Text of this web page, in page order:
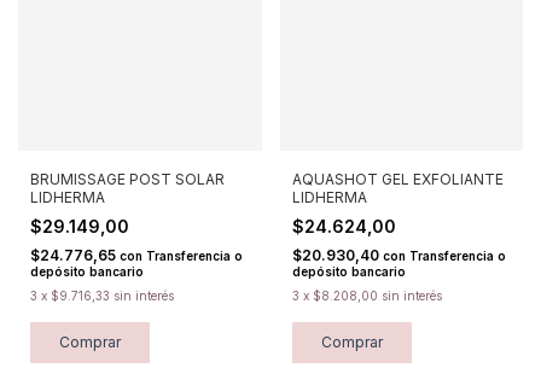
BRUMISSAGE POST SOLAR
LIDHERMA
$29.149,00
$24.776,65 con Transferencia o
depósito bancario
3 x $9.716,33 sin interés
Comprar
AQUASHOT GEL EXFOLIANTE
LIDHERMA
$24.624,00
$20.930,40 con Transferencia o
depósito bancario
3 x $8.208,00 sin interés
Comprar